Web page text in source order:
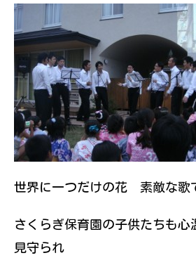
世界に一つだけの花 素敵な歌
さくらぎ保育園の子供たちも心
見守られ